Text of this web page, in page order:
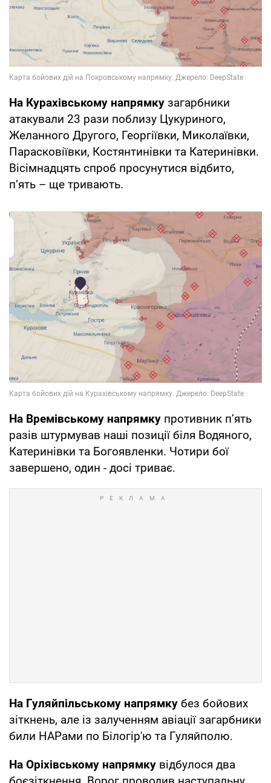
На Курахівському напрямку загарбники
атакували 23 рази поблизу Цукуриного,
Желанного Другого, Георгіївки, Миколаївки,
Парасковіївки, Костянтинівки та Катеринівки.
Вісімнадцять спроб просунутися відбито,
п’ять – ще тривають.
На Времівському напрямку противник п’ять
разів штурмував наші позиції біля Водяного,
Катеринівки та Богоявленки. Чотири бої
завершено, один - досі триває.
На Гуляйпільському напрямку без бойових
зіткнень, але із залученням авіації загарбники
били НАРами по Білогір'ю та Гуляйполю.
На Оріхівському напрямку відбулося два